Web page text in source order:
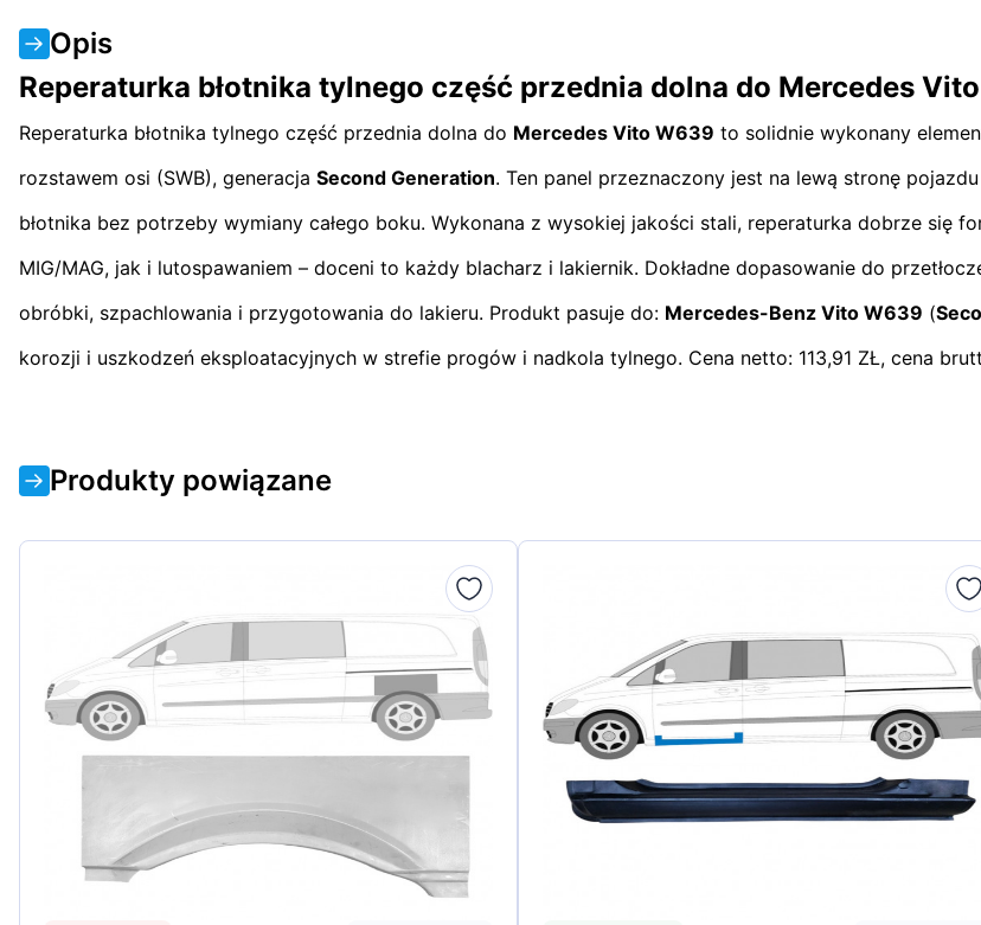
Opis
Reperaturka błotnika tylnego część przednia dolna do Mercedes
Reperaturka błotnika tylnego część przednia dolna do Mercedes Vito W639 to solidnie wykonany
rozstawem osi (SWB), generacja Second Generation. Ten panel przeznaczony jest na lewą stronę
błotnika bez potrzeby wymiany całego boku. Wykonana z wysokiej jakości stali, reperaturka dobrze się
MIG/MAG, jak i lutospawaniem – doceni to każdy blacharz i lakiernik. Dokładne dopasowanie do
obróbki, szpachlowania i przygotowania do lakieru. Produkt pasuje do: Mercedes-Benz Vito W639 (
korozji i uszkodzeń eksploatacyjnych w strefie progów i nadkola tylnego. Cena netto: 113,91 ZŁ, cena
Produkty powiązane